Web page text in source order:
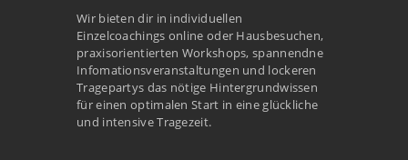
Wir bieten dir in individuellen
Einzelcoachings online oder Hausbesuchen,
praxisorientierten Workshops, spannendne
Infomationsveranstaltungen und lockeren
Tragepartys das nötige Hintergrundwissen
für einen optimalen Start in eine glückliche
und intensive Tragezeit.